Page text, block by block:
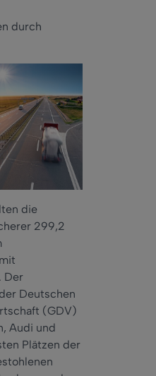
durch
die
299,2
Der
Deutschen
(GDV)
Audi und
Plätzen der